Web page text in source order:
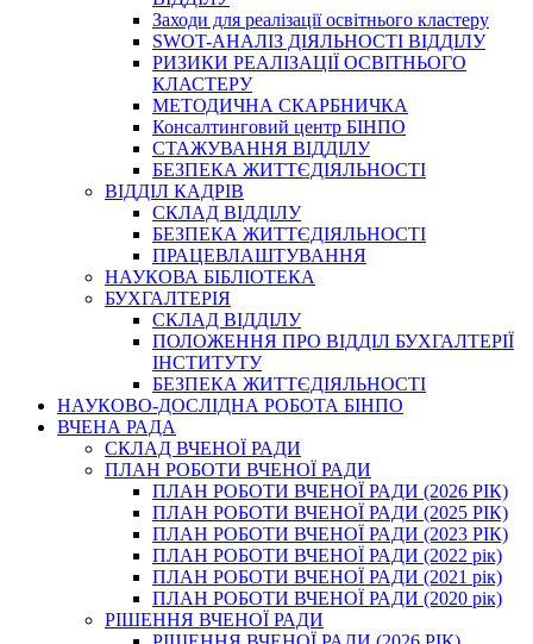
Заходи для реалізації освітнього кластеру
SWOT-АНАЛІЗ ДІЯЛЬНОСТІ ВІДДІЛУ
РИЗИКИ РЕАЛІЗАЦІЇ ОСВІТНЬОГО
КЛАСТЕРУ
МЕТОДИЧНА СКАРБНИЧКА
Консалтинговий центр БІНПО
СТАЖУВАННЯ ВІДДІЛУ
БЕЗПЕКА ЖИТТЄДІЯЛЬНОСТІ
ВІДДІЛ КАДРІВ
СКЛАД ВІДДІЛУ
БЕЗПЕКА ЖИТТЄДІЯЛЬНОСТІ
ПРАЦЕВЛАШТУВАННЯ
НАУКОВА БІБЛІОТЕКА
БУХГАЛТЕРІЯ
СКЛАД ВІДДІЛУ
ПОЛОЖЕННЯ ПРО ВІДДІЛ БУХГАЛТЕРІЇ
ІНСТИТУТУ
БЕЗПЕКА ЖИТТЄДІЯЛЬНОСТІ
НАУКОВО-ДОСЛІДНА РОБОТА БІНПО
ВЧЕНА РАДА
СКЛАД ВЧЕНОЇ РАДИ
ПЛАН РОБОТИ ВЧЕНОЇ РАДИ
ПЛАН РОБОТИ ВЧЕНОЇ РАДИ (2026 РІК)
ПЛАН РОБОТИ ВЧЕНОЇ РАДИ (2025 РІК)
ПЛАН РОБОТИ ВЧЕНОЇ РАДИ (2023 РІК)
ПЛАН РОБОТИ ВЧЕНОЇ РАДИ (2022 рік)
ПЛАН РОБОТИ ВЧЕНОЇ РАДИ (2021 рік)
ПЛАН РОБОТИ ВЧЕНОЇ РАДИ (2020 рік)
РІШЕННЯ ВЧЕНОЇ РАДИ